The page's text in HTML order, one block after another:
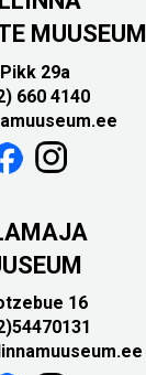
MUUSEUM
Pikk 29a
660 4140
16